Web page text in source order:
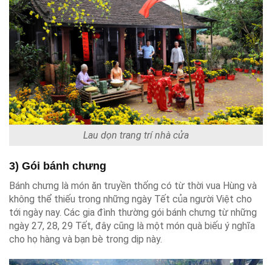
Lau dọn trang trí nhà cửa
3) Gói bánh chưng
Bánh chưng là món ăn truyền thống có từ thời vua Hùng và
không thể thiếu trong những ngày Tết của người Việt cho
tới ngày nay. Các gia đình thường gói bánh chưng từ những
ngày 27, 28, 29 Tết, đây cũng là một món quà biếu ý nghĩa
cho họ hàng và bạn bè trong dịp này.